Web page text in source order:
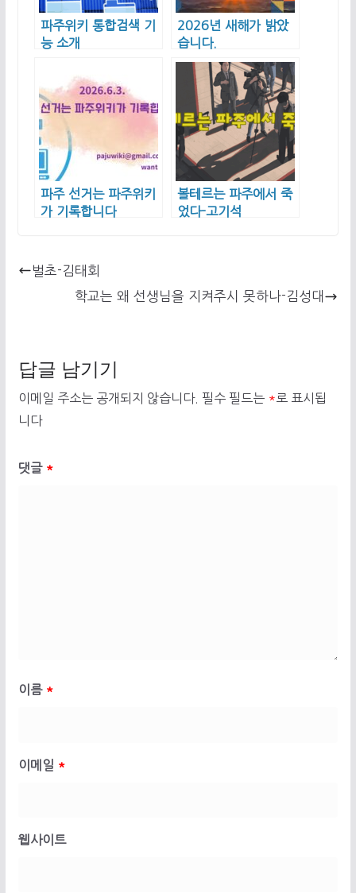
파주위키 통합검색 기
능 소개
2026년 새해가 밝았
습니다.
파주 선거는 파주위키
가 기록합니다
볼테르는 파주에서 죽
었다-고기석
벌초-김태회
학교는 왜 선생님을 지켜주시 못하나-김성대
답글 남기기
이메일 주소는 공개되지 않습니다. 필수 필드는 *로 표시됩
니다
댓글 *
이름 *
이메일 *
웹사이트